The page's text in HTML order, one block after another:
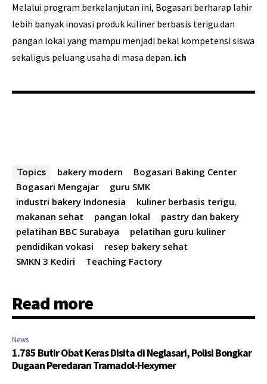
Melalui program berkelanjutan ini, Bogasari berharap lahir
lebih banyak inovasi produk kuliner berbasis terigu dan
pangan lokal yang mampu menjadi bekal kompetensi siswa
sekaligus peluang usaha di masa depan. ich
Topics bakery modern
Bogasari Baking Center
Bogasari Mengajar
guru SMK
industri bakery Indonesia
kuliner berbasis terigu.
makanan sehat
pangan lokal
pastry dan bakery
pelatihan BBC Surabaya
pelatihan guru kuliner
pendidikan vokasi
resep bakery sehat
SMKN 3 Kediri
Teaching Factory
Read more
News
1.785 Butir Obat Keras Disita di Neglasari, Polisi Bongkar
Dugaan Peredaran Tramadol-Hexymer